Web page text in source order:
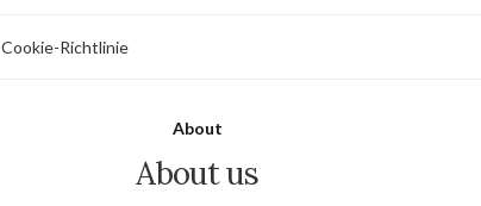
Cookie-Richtlinie
About
About us